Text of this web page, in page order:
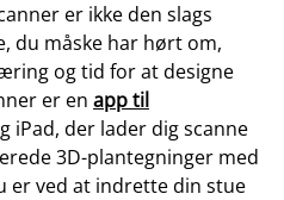
er ikke den slags
du måske har hørt om,
og tid for at designe
er en app til
iPad, der lader dig scanne
3D-plantegninger med
er ved at indrette din stue